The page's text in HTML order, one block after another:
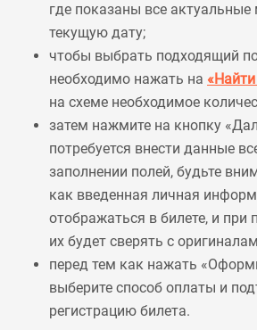
где показаны все
текущую дату;
чтобы выбрать подходящий
необходимо нажать на
на схеме необходимое
затем нажмите на кнопку
потребуется внести данные
заполнении полей, будьте
как введенная личная
отображаться в билете, и при
их будет сверять с
перед тем как нажать
выберите способ оплаты и
регистрацию билета.